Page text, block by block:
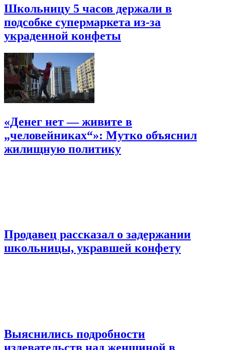
Школьницу 5 часов держали в
подсобке супермаркета из-за
украденной конфеты
«Денег нет — живите в
„человейниках“»: Мутко объяснил
жилищную политику
Продавец рассказал о задержании
школьницы, укравшей конфету
Выяснились подробности